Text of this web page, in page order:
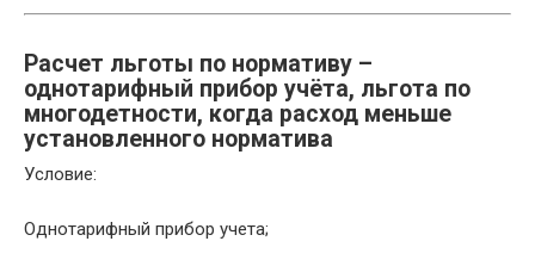
Расчет льготы по нормативу –
однотарифный прибор учёта, льгота по
многодетности, когда расход меньше
установленного норматива
Условие:
Однотарифный прибор учета;